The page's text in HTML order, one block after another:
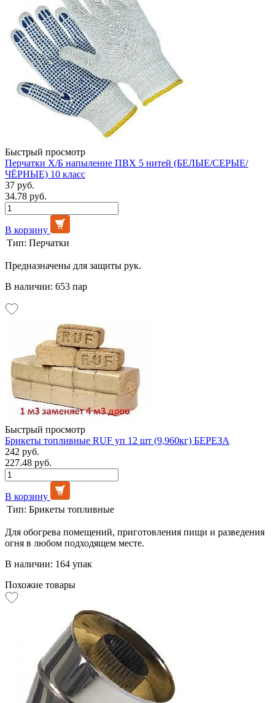
Быстрый просмотр
Перчатки Х/Б напыление ПВХ 5 нитей (БЕЛЫЕ/СЕРЫЕ/
ЧЁРНЫЕ) 10 класс
37 руб.
34.78 руб.
В корзину
Тип: Перчатки
Предназначены для защиты рук.
В наличии: 653 пар
Быстрый просмотр
Брикеты топливные RUF уп 12 шт (9,960кг) БЕРЕЗА
242 руб.
227.48 руб.
В корзину
Тип: Брикеты топливные
Для обогрева помещений, приготовления пищи и разведения
огня в любом подходящем месте.
В наличии: 164 упак
Похожие товары